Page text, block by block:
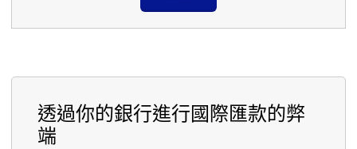
透過你的銀行進行國際匯款的弊
端